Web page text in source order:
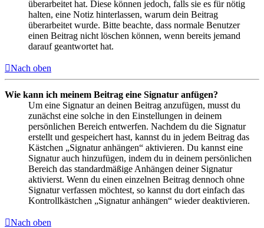
überarbeitet hat. Diese können jedoch, falls sie es für nötig
halten, eine Notiz hinterlassen, warum dein Beitrag
überarbeitet wurde. Bitte beachte, dass normale Benutzer
einen Beitrag nicht löschen können, wenn bereits jemand
darauf geantwortet hat.
Nach oben
Wie kann ich meinem Beitrag eine Signatur anfügen?
Um eine Signatur an deinen Beitrag anzufügen, musst du
zunächst eine solche in den Einstellungen in deinem
persönlichen Bereich entwerfen. Nachdem du die Signatur
erstellt und gespeichert hast, kannst du in jedem Beitrag das
Kästchen „Signatur anhängen“ aktivieren. Du kannst eine
Signatur auch hinzufügen, indem du in deinem persönlichen
Bereich das standardmäßige Anhängen deiner Signatur
aktivierst. Wenn du einen einzelnen Beitrag dennoch ohne
Signatur verfassen möchtest, so kannst du dort einfach das
Kontrollkästchen „Signatur anhängen“ wieder deaktivieren.
Nach oben